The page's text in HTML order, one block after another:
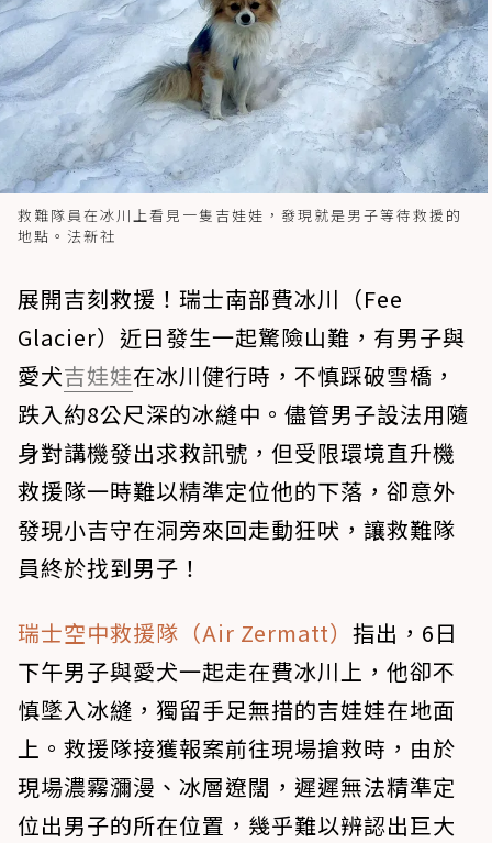
救難隊員在冰川上看見一隻吉娃娃，發現就是男子等待救援的
地點。法新社
展開吉刻救援！瑞士南部費冰川（Fee
Glacier）近日發生一起驚險山難，有男子與
愛犬吉娃娃在冰川健行時，不慎踩破雪橋，
跌入約8公尺深的冰縫中。儘管男子設法用隨
身對講機發出求救訊號，但受限環境直升機
救援隊一時難以精準定位他的下落，卻意外
發現小吉守在洞旁來回走動狂吠，讓救難隊
員終於找到男子！
瑞士空中救援隊（Air Zermatt） 指出，6日
下午男子與愛犬一起走在費冰川上，他卻不
慎墜入冰縫，獨留手足無措的吉娃娃在地面
上。救援隊接獲報案前往現場搶救時，由於
現場濃霧瀰漫、冰層遼闊，遲遲無法精準定
位出男子的所在位置，幾乎難以辨認出巨大